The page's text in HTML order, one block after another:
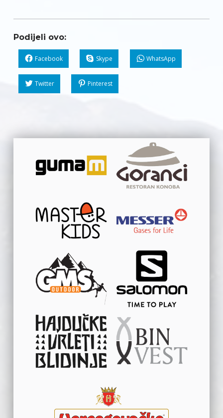
Podijeli ovo:
Facebook Skype WhatsApp
Twitter Pinterest